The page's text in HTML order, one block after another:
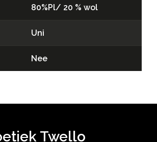
80%Pl/ 20 % wol
Uni
Nee
Twello